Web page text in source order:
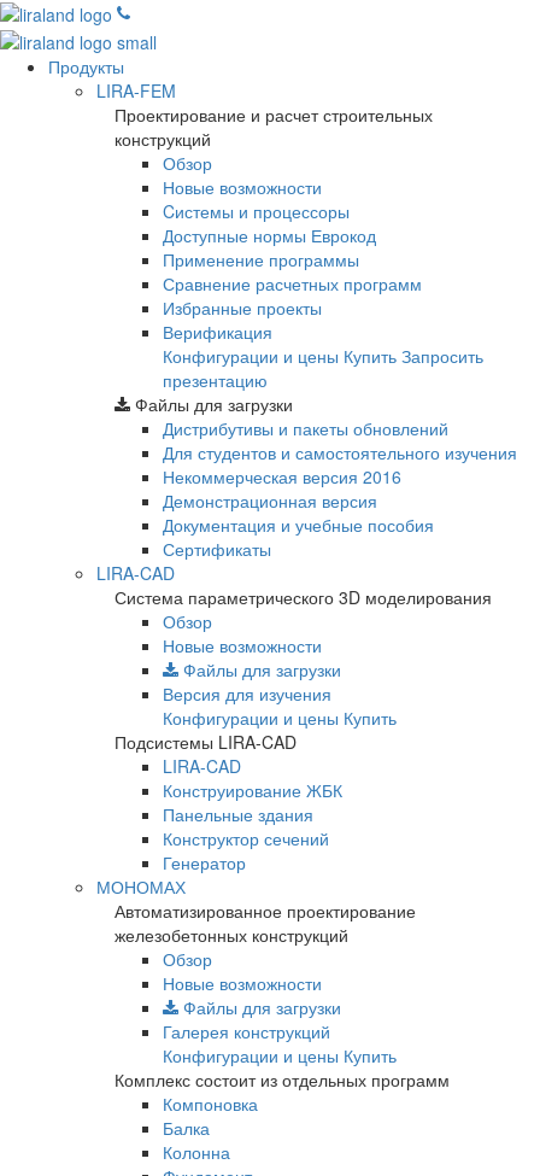
Продукты
LIRA-FEM
Проектирование и расчет строительных
конструкций
Обзор
Новые возможности
Cистемы и процессоры
Доступные нормы Еврокод
Применение программы
Сравнение расчетных программ
Избранные проекты
Верификация
Конфигурации и цены Купить Запросить
презентацию
Файлы для загрузки
Дистрибутивы и пакеты обновлений
Для студентов и самостоятельного изучения
Некоммерческая версия 2016
Демонстрационная версия
Документация и учебные пособия
Сертификаты
LIRA-CAD
Система параметрического 3D моделирования
Обзор
Новые возможности
Файлы для загрузки
Версия для изучения
Конфигурации и цены Купить
Подсистемы LIRA-CAD
LIRA-CAD
Конструирование ЖБК
Панельные здания
Конструктор сечений
Генератор
МОНОМАХ
Автоматизированное проектирование
железобетонных конструкций
Обзор
Новые возможности
Файлы для загрузки
Галерея конструкций
Конфигурации и цены Купить
Комплекс состоит из отдельных программ
Компоновка
Балка
Колонна